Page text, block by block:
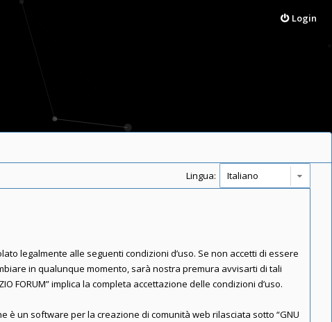
Login
Lingua:
legalmente alle seguenti condizioni d’uso. Se non accetti di essere
in qualunque momento, sarà nostra premura avvisarti di tali
FORUM” implica la completa accettazione delle condizioni d’uso.
è un software per la creazione di comunità web rilasciata sotto “GNU